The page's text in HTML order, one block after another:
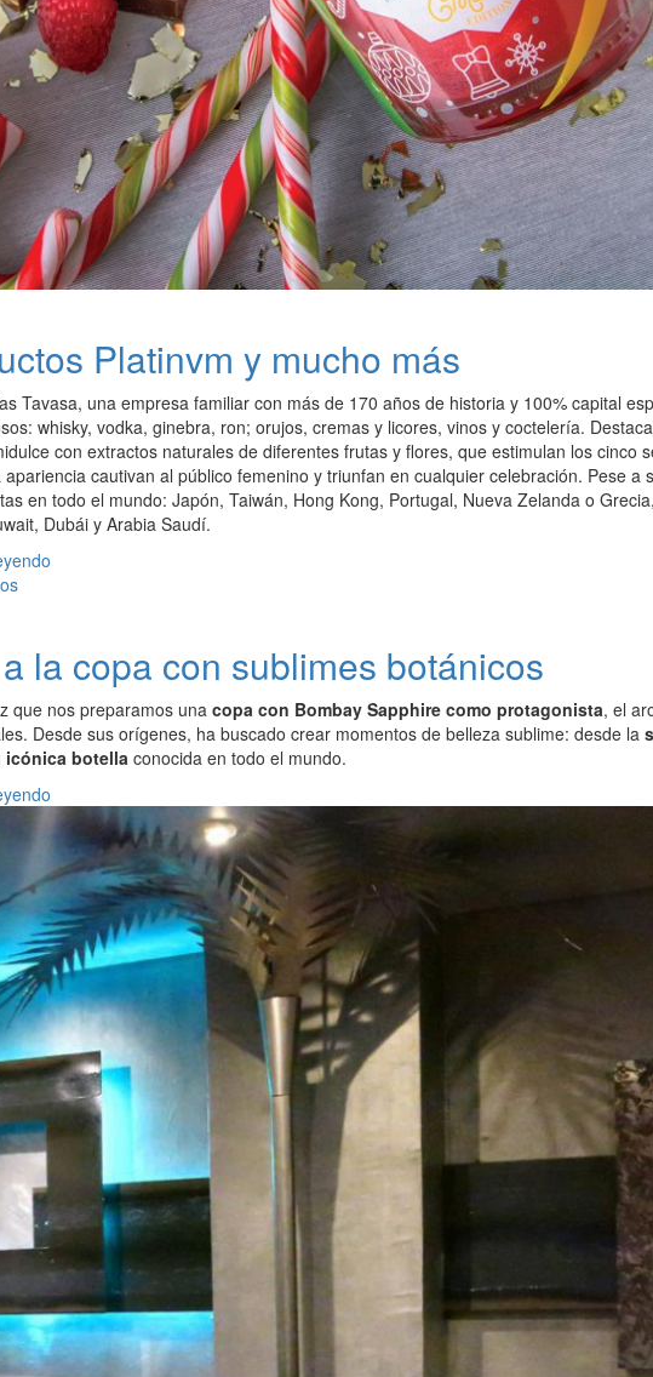
Platinvm y mucho más
Tavasa, una empresa familiar con más de 170 años de historia y 100% capital
whisky, vodka, ginebra, ron; orujos, cremas y licores, vinos y coctelería.
con extractos naturales de diferentes frutas y flores, que estimulan los cinco
apariencia cautivan al público femenino y triunfan en cualquier celebración. Pese
en todo el mundo: Japón, Taiwán, Hong Kong, Portugal, Nueva Zelanda o
Dubái y Arabia Saudí.
la copa con sublimes botánicos
que nos preparamos una copa con Bombay Sapphire como protagonista, el
Desde sus orígenes, ha buscado crear momentos de belleza sublime: desde la
icónica botella conocida en todo el mundo.